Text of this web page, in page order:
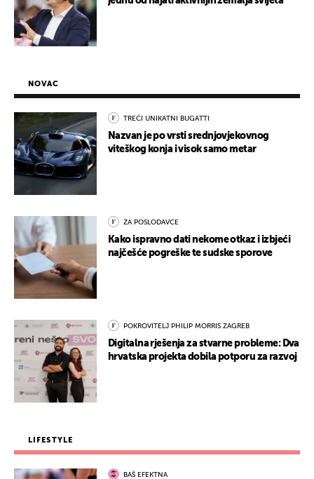
NOVAC
TREĆI UNIKATNI BUGATTI
Nazvan je po vrsti srednjovjekovnog
viteškog konja i visok samo metar
ZA POSLODAVCE
Kako ispravno dati nekome otkaz i izbjeći
najčešće pogreške te sudske sporove
POKROVITELJ PHILIP MORRIS ZAGREB
Digitalna rješenja za stvarne probleme: Dva
hrvatska projekta dobila potporu za razvoj
LIFESTYLE
BAŠ EFEKTNA